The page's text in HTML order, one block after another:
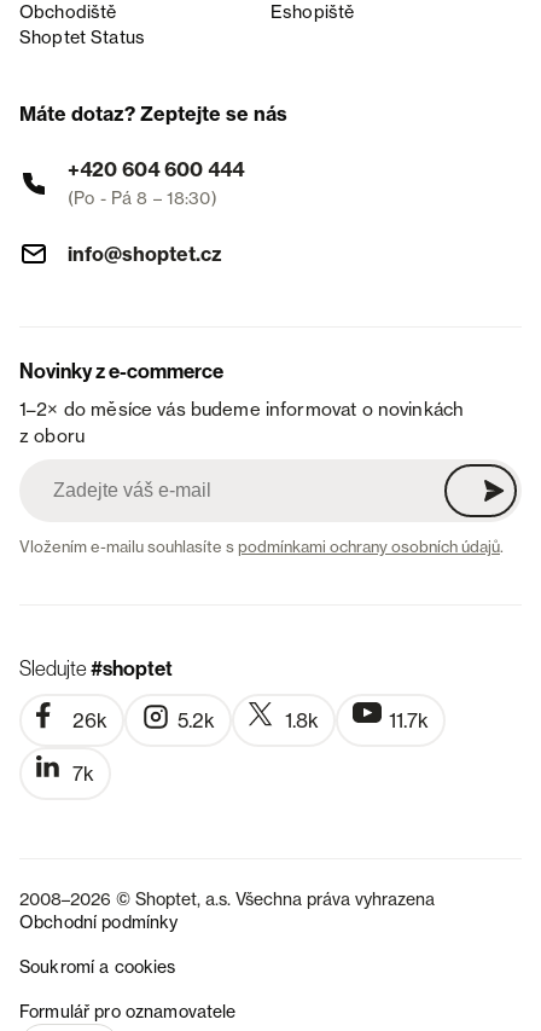
Obchodiště
Eshopiště
Shoptet Status
Máte dotaz? Zeptejte se nás
+420 604 600 444
(Po - Pá 8 – 18:30)
info@shoptet.cz
Novinky z e-commerce
1–2× do měsíce vás budeme informovat o novinkách
z oboru
Vložením e-mailu souhlasíte spodmínkami ochrany osobních údajů.
Sledujte#shoptet
26k 5.2k 1.8k 11.7k
7k
2008–2026 © Shoptet, a.s. Všechna práva vyhrazena
Obchodní podmínky
Soukromí a cookies
Formulář pro oznamovatele